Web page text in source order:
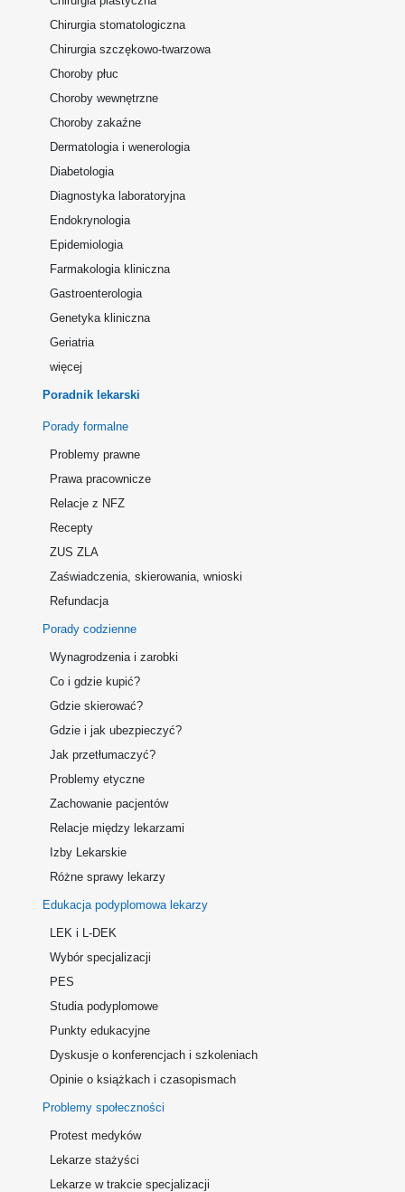
Chirurgia stomatologiczna
Chirurgia szczękowo-twarzowa
Choroby płuc
Choroby wewnętrzne
Choroby zakaźne
Dermatologia i wenerologia
Diabetologia
Diagnostyka laboratoryjna
Endokrynologia
Epidemiologia
Farmakologia kliniczna
Gastroenterologia
Genetyka kliniczna
Geriatria
więcej
Poradnik lekarski
Porady formalne
Problemy prawne
Prawa pracownicze
Relacje z NFZ
Recepty
ZUS ZLA
Zaświadczenia, skierowania, wnioski
Refundacja
Porady codzienne
Wynagrodzenia i zarobki
Co i gdzie kupić?
Gdzie skierować?
Gdzie i jak ubezpieczyć?
Jak przetłumaczyć?
Problemy etyczne
Zachowanie pacjentów
Relacje między lekarzami
Izby Lekarskie
Różne sprawy lekarzy
Edukacja podyplomowa lekarzy
LEK i L-DEK
Wybór specjalizacji
PES
Studia podyplomowe
Punkty edukacyjne
Dyskusje o konferencjach i szkoleniach
Opinie o książkach i czasopismach
Problemy społeczności
Protest medyków
Lekarze stażyści
Lekarze w trakcie specjalizacji